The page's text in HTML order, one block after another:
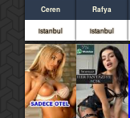
Ceren
istanbul
Rafya
istanbul